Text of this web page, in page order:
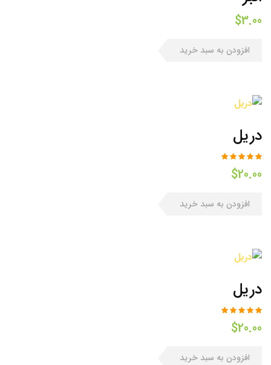
$3.00
افزودن به سبد خرید
دریل
$20.00
افزودن به سبد خرید
دریل
$20.00
افزودن به سبد خرید